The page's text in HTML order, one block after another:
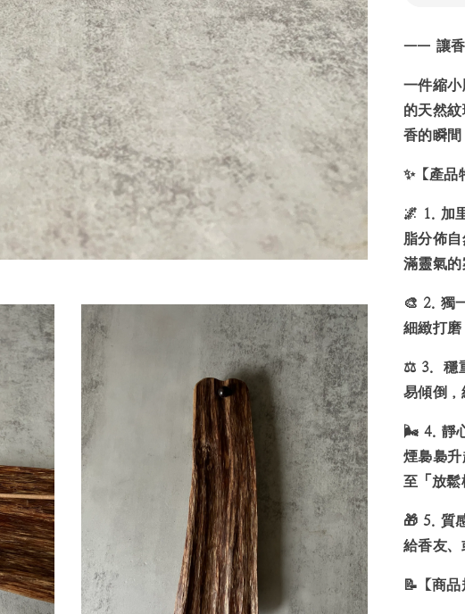
—— 讓
一件縮
的天然
香的瞬間
✨【產品
🌌 1. 加
脂分佈
滿靈氣的
🎨 2. 獨
細緻打
⚖️ 3.穩
易傾倒，
🌬️ 4. 靜
煙裊裊
至「放鬆
🎁 5. 質
給香友、
📝 【商品